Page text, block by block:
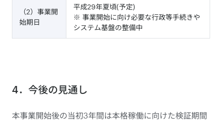
（2）事業開
始期日
平成29年夏頃(予定)
※ 事業開始に向け必要な行政等手続きや
システム基盤の整備中
4．今後の見通し
本事業開始後の当初3年間は本格稼働に向けた検証期間